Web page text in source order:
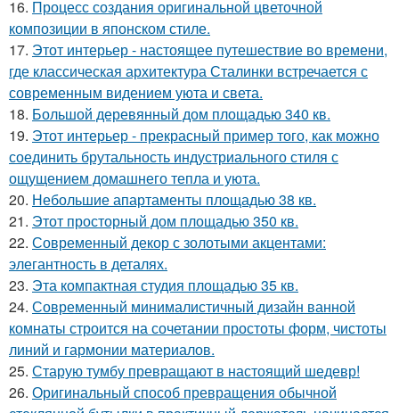
16. Процесс создания оригинальной цветочной
композиции в японском стиле.
17. Этот интерьер - настоящее путешествие во времени,
где классическая архитектура Сталинки встречается с
современным видением уюта и света.
18. Большой деревянный дом площадью 340 кв.
19. Этот интерьер - прекрасный пример того, как можно
соединить брутальность индустриального стиля с
ощущением домашнего тепла и уюта.
20. Небольшие апартаменты площадью 38 кв.
21. Этот просторный дом площадью 350 кв.
22. Современный декор с золотыми акцентами:
элегантность в деталях.
23. Эта компактная студия площадью 35 кв.
24. Современный минималистичный дизайн ванной
комнаты строится на сочетании простоты форм, чистоты
линий и гармонии материалов.
25. Старую тумбу превращают в настоящий шедевр!
26. Оригинальный способ превращения обычной